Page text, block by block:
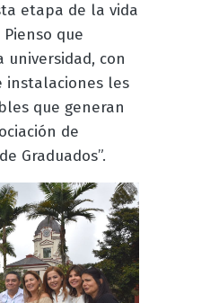
etapa de la vida
que
universidad, con
instalaciones les
que generan
de
Graduados”.